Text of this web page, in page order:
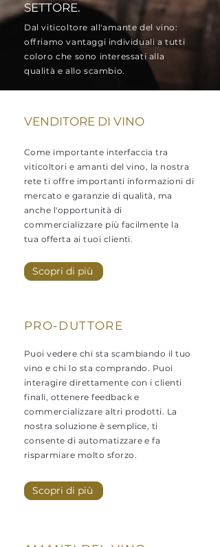
SETTORE.
Dal viticoltore all'amante del vino:
offriamo vantaggi individuali a tutti
coloro che sono interessati alla
qualità e allo scambio.
VENDITORE DI VINO
Come importante interfaccia tra
viticoltori e amanti del vino, la nostra
rete ti offre importanti informazioni di
mercato e garanzie di qualità, ma
anche l'opportunità di
commercializzare più facilmente la
tua offerta ai tuoi clienti.
Scopri di più
PRO-DUTTORE
Puoi vedere chi sta scambiando il tuo
vino e chi lo sta comprando. Puoi
interagire direttamente con i clienti
finali, ottenere feedback e
commercializzare altri prodotti. La
nostra soluzione è semplice, ti
consente di automatizzare e fa
risparmiare molto sforzo.
Scopri di più